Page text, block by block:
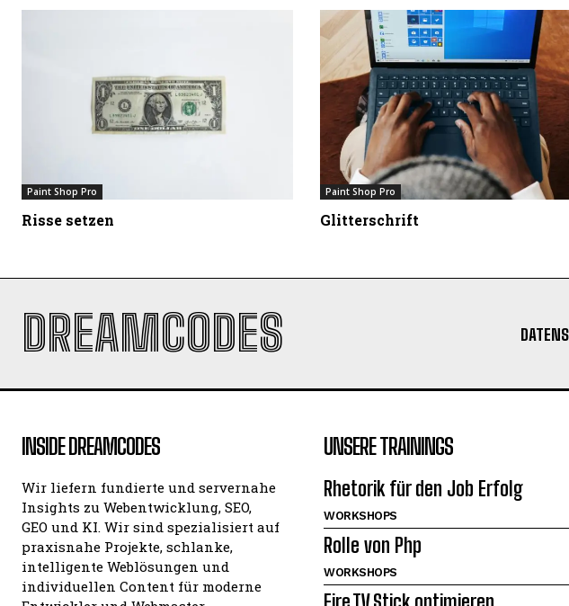
Paint Shop Pro
Risse setzen
Paint Shop Pro
Glitterschrift
DREAMCODES
INSIDE DREAMCODES
Wir liefern fundierte und servernahe
Insights zu Webentwicklung, SEO,
GEO und KI. Wir sind spezialisiert auf
praxisnahe Projekte, schlanke,
intelligente Weblösungen und
individuellen Content für moderne
UNSERE TRAININGS
Rhetorik für den Job Erfolg
WORKSHOPS
Rolle von Php
WORKSHOPS